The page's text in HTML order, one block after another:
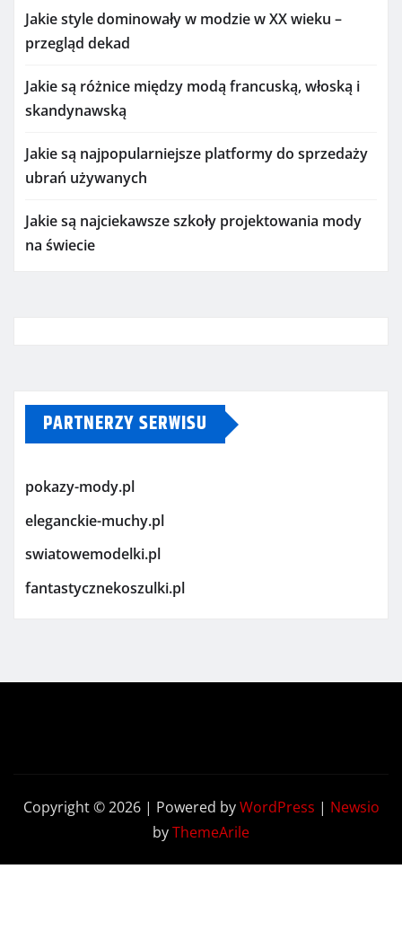
Jakie style dominowały w modzie w XX wieku –
przegląd dekad
Jakie są różnice między modą francuską, włoską i
skandynawską
Jakie są najpopularniejsze platformy do sprzedaży
ubrań używanych
Jakie są najciekawsze szkoły projektowania mody
na świecie
PARTNERZY SERWISU
pokazy-mody.pl
eleganckie-muchy.pl
swiatowemodelki.pl
fantastycznekoszulki.pl
Copyright © 2026 | Powered byWordPress | Newsio
byThemeArile